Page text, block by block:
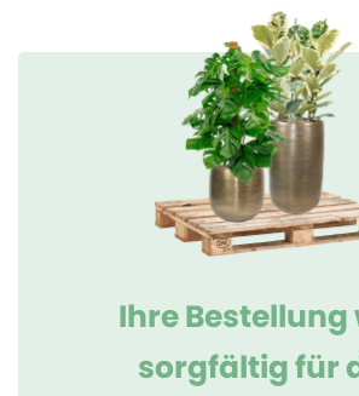
Ihre Bestellung
sorgfältig für